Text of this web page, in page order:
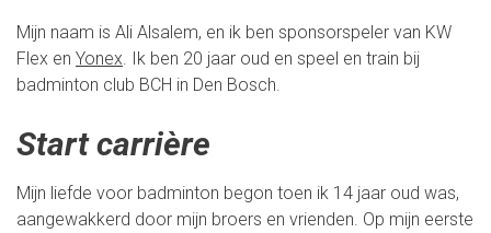
Mijn naam is Ali Alsalem, en ik ben sponsorspeler van KW
Flex en Yonex . Ik ben 20 jaar oud en speel en train bij
badminton club BCH in Den Bosch.
Start carrière
Mijn liefde voor badminton begon toen ik 14 jaar oud was,
aangewakkerd door mijn broers en vrienden. Op mijn eerste